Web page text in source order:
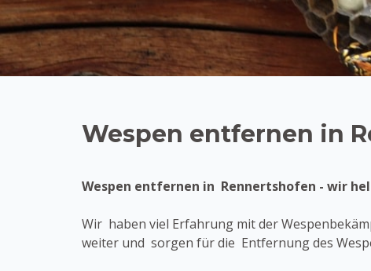
Wespen entfernen in
Wespen entfernen in Rennertshofen - wir
Wir haben viel Erfahrung mit der
weiter und sorgen für die Entfernung des